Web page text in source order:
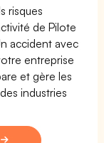
risques
de Pilote
accident avec
entreprise
et gère les
industries